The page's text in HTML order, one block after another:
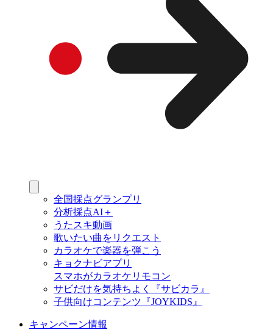
全国採点グランプリ
分析採点AI＋
うたスキ動画
歌いたい曲をリクエスト
カラオケで楽器を弾こう
キョクナビアプリ
スマホがカラオケリモコン
サビだけを気持ちよく『サビカラ』
子供向けコンテンツ『JOYKIDS』
キャンペーン情報